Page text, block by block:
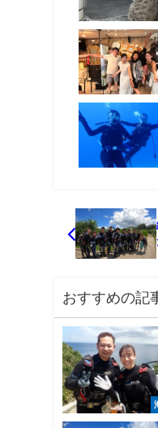
おすすめの記